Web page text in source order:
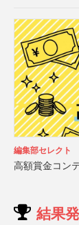
編集部セレクト
高額賞金コン
結果